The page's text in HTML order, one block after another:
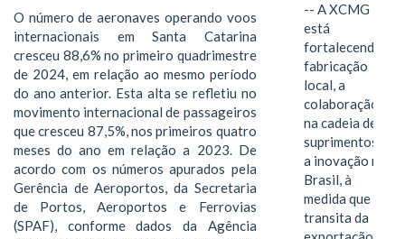
O número de aeronaves operando voos
internacionais em Santa Catarina
cresceu 88,6% no primeiro quadrimestre
de 2024, em relação ao mesmo período
do ano anterior. Esta alta se refletiu no
movimento internacional de passageiros
que cresceu 87,5%, nos primeiros quatro
meses do ano em relação a 2023. De
acordo com os números apurados pela
Gerência de Aeroportos, da Secretaria
de Portos, Aeroportos e Ferrovias
(SPAF), conforme dados da Agência
-- A XCMG
está
fortalecendo a
fabricação
local, a
colaboração
na cadeia de
suprimentos e
a inovação no
Brasil, à
medida que
transita da